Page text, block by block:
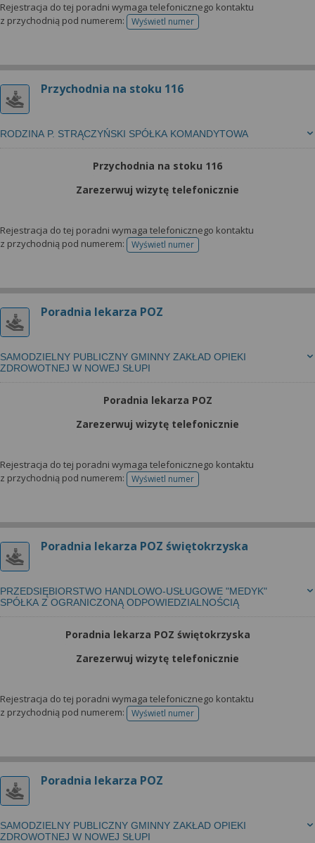
Rejestracja do tej poradni wymaga telefonicznego kontaktu
z przychodnią pod numerem:
Wyświetl numertelefonu do rejestracji
Przychodnia na stoku 116
RODZINA P. STRĄCZYŃSKI SPÓŁKA KOMANDYTOWA
Przychodnia na stoku 116
Zarezerwuj wizytę telefonicznie
Rejestracja do tej poradni wymaga telefonicznego kontaktu
z przychodnią pod numerem:
Wyświetl numertelefonu do rejestracji
Poradnia lekarza POZ
SAMODZIELNY PUBLICZNY GMINNY ZAKŁAD OPIEKI
ZDROWOTNEJ W NOWEJ SŁUPI
Poradnia lekarza POZ
Zarezerwuj wizytę telefonicznie
Rejestracja do tej poradni wymaga telefonicznego kontaktu
z przychodnią pod numerem:
Wyświetl numertelefonu do rejestracji
Poradnia lekarza POZ świętokrzyska
PRZEDSIĘBIORSTWO HANDLOWO-USŁUGOWE "MEDYK"
SPÓŁKA Z OGRANICZONĄ ODPOWIEDZIALNOŚCIĄ
Poradnia lekarza POZ świętokrzyska
Zarezerwuj wizytę telefonicznie
Rejestracja do tej poradni wymaga telefonicznego kontaktu
z przychodnią pod numerem:
Wyświetl numertelefonu do rejestracji
Poradnia lekarza POZ
SAMODZIELNY PUBLICZNY GMINNY ZAKŁAD OPIEKI
ZDROWOTNEJ W NOWEJ SŁUPI